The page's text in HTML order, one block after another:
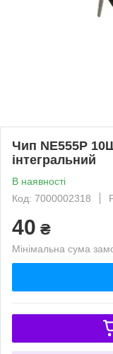
Чип NE555P
інтегральний
В наявності
Код: 7000002318
40 ₴
Мінімальна сума